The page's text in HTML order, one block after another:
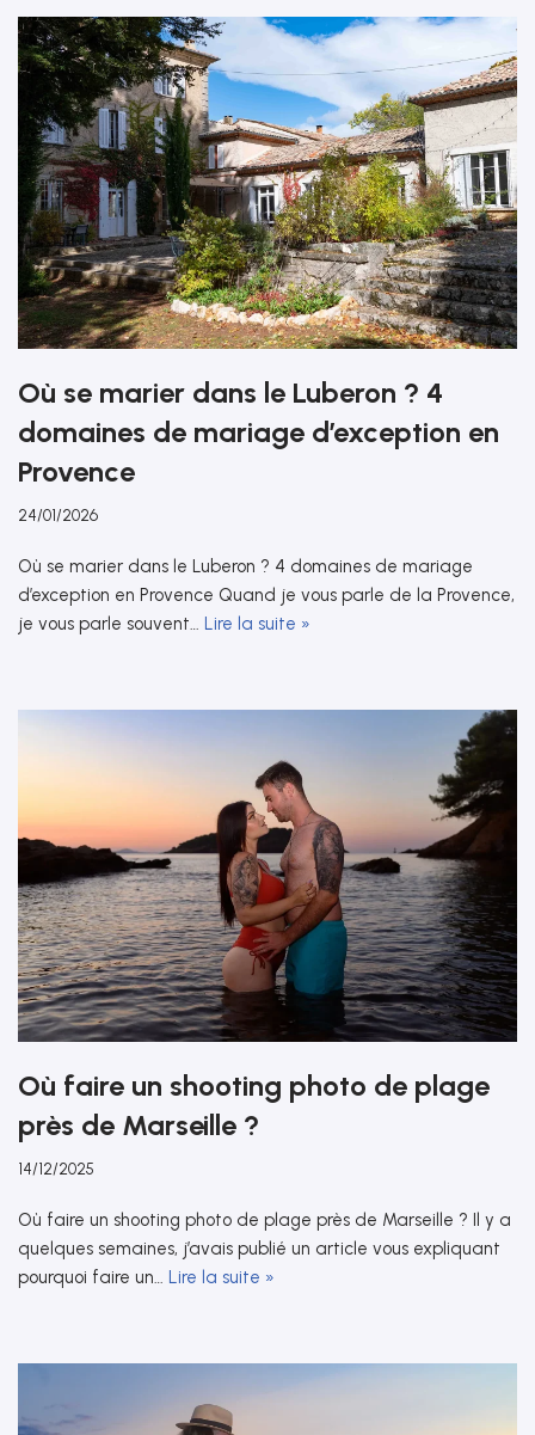
Où se marier dans le Luberon ? 4
domaines de mariage d’exception en
Provence
24/01/2026
Où se marier dans le Luberon ? 4 domaines de mariage
d’exception en Provence Quand je vous parle de la Provence,
je vous parle souvent… Lire la suite »
Où faire un shooting photo de plage
près de Marseille ?
14/12/2025
Où faire un shooting photo de plage près de Marseille ? Il y a
quelques semaines, j’avais publié un article vous expliquant
pourquoi faire un… Lire la suite »